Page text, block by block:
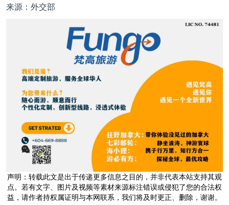
来源：外交部
声明：转载此文是出于传递更多信息之目的，并非代表本站支持其观
点。若有文字、图片及视频等素材来源标注错误或侵犯了您的合法权
益，请作者持权属证明与本网联系，我们将及时更正、删除，谢谢。